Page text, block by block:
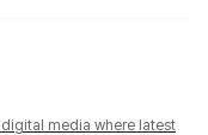
digital media where latest